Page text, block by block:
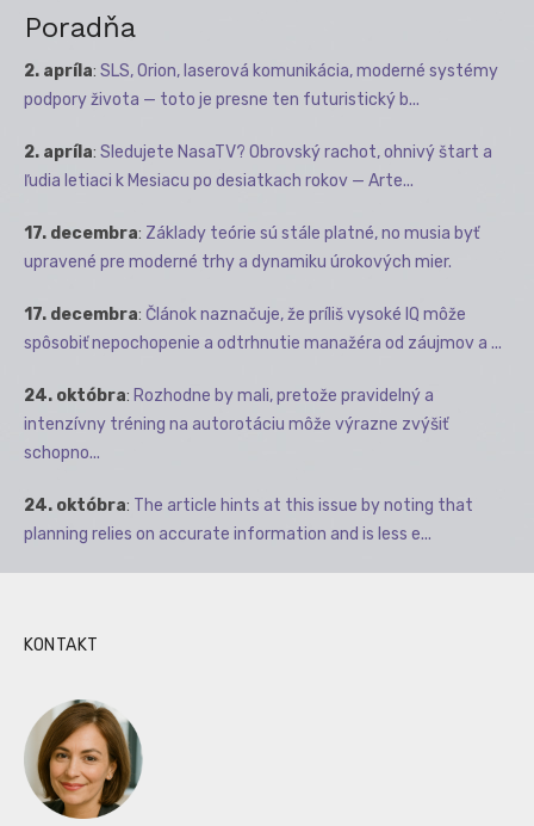
Poradňa
2. apríla: SLS, Orion, laserová komunikácia, moderné systémy
podpory života — toto je presne ten futuristický b...
2. apríla: Sledujete NasaTV? Obrovský rachot, ohnivý štart a
ľudia letiaci k Mesiacu po desiatkach rokov — Arte...
17. decembra: Základy teórie sú stále platné, no musia byť
upravené pre moderné trhy a dynamiku úrokových mier.
17. decembra: Článok naznačuje, že príliš vysoké IQ môže
spôsobiť nepochopenie a odtrhnutie manažéra od záujmov a ...
24. októbra: Rozhodne by mali, pretože pravidelný a
intenzívny tréning na autorotáciu môže výrazne zvýšiť
schopno...
24. októbra: The article hints at this issue by noting that
planning relies on accurate information and is less e...
KONTAKT